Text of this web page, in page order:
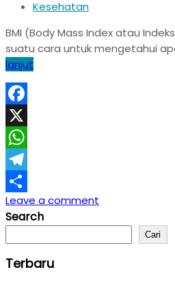
Kesehatan
BMI (Body Mass Index atau
suatu cara untuk mengetahui
lanjut
Facebook
X
WhatsApp
Telegram
Share
Leave a comment
Search
Cari
Terbaru